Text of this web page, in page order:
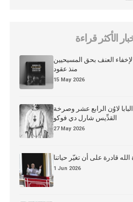
الأكثر قراءة
العنف بحق المسيحيين
منذ عقود
15 May 2026
البابا لاوُن الرابع عشر وصرخة
القدِّيس شارل دي فوكو
27 May 2026
الله قادرة على أن تغيّر حياتنا
1 Jun 2026